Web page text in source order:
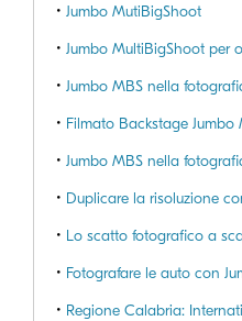
• Jumbo MutiBigShoot
• Jumbo MultiBigShoot per
• Jumbo MBS nella
• Filmato Backstage
• Jumbo MBS nella
• Duplicare la risoluzione
• Lo scatto fotografico a
• Fotografare le auto con
• Regione Calabria: